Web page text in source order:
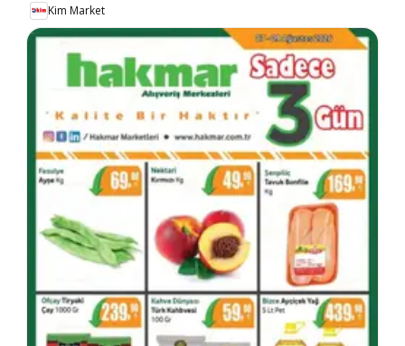
Kim Market